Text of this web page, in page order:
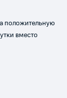
положительную
вместо